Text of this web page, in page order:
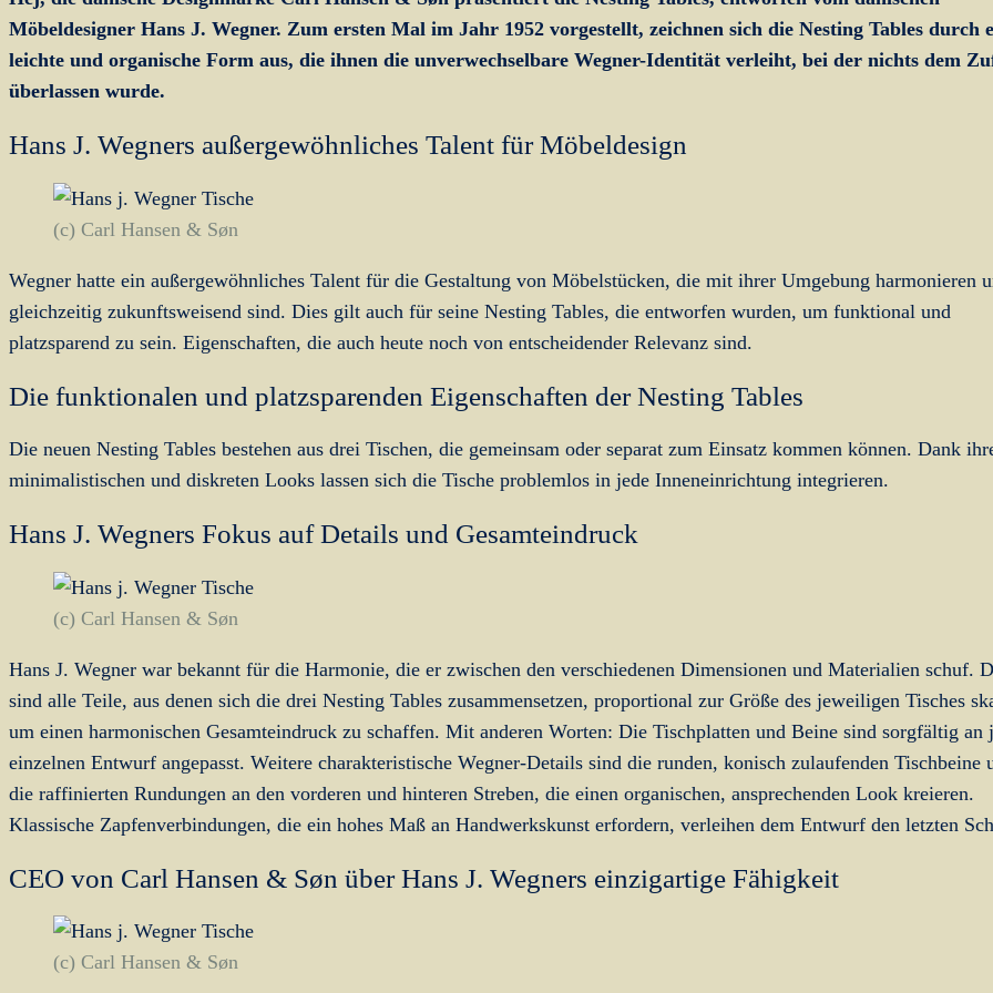
Möbeldesigner Hans J. Wegner. Zum ersten Mal im Jahr 1952 vorgestellt, zeichnen sich die Nesting Tables durch
leichte und organische Form aus, die ihnen die unverwechselbare Wegner-Identität verleiht, bei der nichts dem
überlassen wurde.
Hans J. Wegners außergewöhnliches Talent für Möbeldesign
(c) Carl Hansen & Søn
Wegner hatte ein außergewöhnliches Talent für die Gestaltung von Möbelstücken, die mit ihrer Umgebung harmonieren
gleichzeitig zukunftsweisend sind. Dies gilt auch für seine Nesting Tables, die entworfen wurden, um funktional und
platzsparend zu sein. Eigenschaften, die auch heute noch von entscheidender Relevanz sind.
Die funktionalen und platzsparenden Eigenschaften der Nesting Tables
Die neuen Nesting Tables bestehen aus drei Tischen, die gemeinsam oder separat zum Einsatz kommen können. Dank
minimalistischen und diskreten Looks lassen sich die Tische problemlos in jede Inneneinrichtung integrieren.
Hans J. Wegners Fokus auf Details und Gesamteindruck
(c) Carl Hansen & Søn
Hans J. Wegner war bekannt für die Harmonie, die er zwischen den verschiedenen Dimensionen und Materialien schuf.
sind alle Teile, aus denen sich die drei Nesting Tables zusammensetzen, proportional zur Größe des jeweiligen Tisches
um einen harmonischen Gesamteindruck zu schaffen. Mit anderen Worten: Die Tischplatten und Beine sind sorgfältig an
einzelnen Entwurf angepasst. Weitere charakteristische Wegner-Details sind die runden, konisch zulaufenden Tischbeine
die raffinierten Rundungen an den vorderen und hinteren Streben, die einen organischen, ansprechenden Look kreieren.
Klassische Zapfenverbindungen, die ein hohes Maß an Handwerkskunst erfordern, verleihen dem Entwurf den letzten
CEO von Carl Hansen & Søn über Hans J. Wegners einzigartige Fähigkeit
(c) Carl Hansen & Søn